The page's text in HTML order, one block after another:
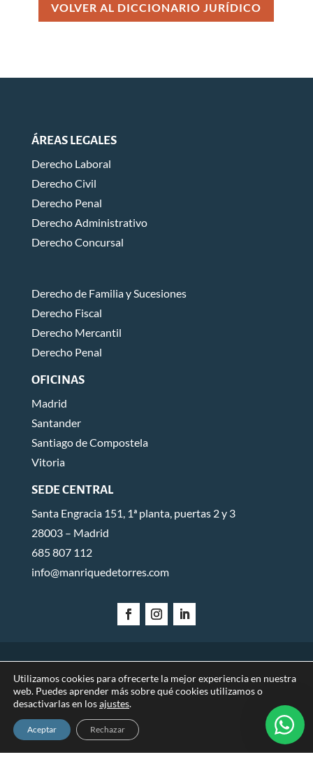
VOLVER AL DICCIONARIO JURÍDICO
ÁREAS LEGALES
Derecho Laboral
Derecho Civil
Derecho Penal
Derecho Administrativo
Derecho Concursal
Derecho de Familia y Sucesiones
Derecho Fiscal
Derecho Mercantil
Derecho Penal
OFICINAS
Madrid
Santander
Santiago de Compostela
Vitoria
SEDE CENTRAL
Santa Engracia 151, 1ª planta, puertas 2 y 3
28003 – Madrid
685 807 112
info@manriquedetorres.com
AVISO LEGAL POLÍTICA DE PRIVACIDAD
POLÍTICA DE
COOKIES
© 2026 Manrique de Torres Abogados.
Utilizamos cookies para ofrecerte la mejor experiencia en nuestra
web. Puedes aprender más sobre qué cookies utilizamos o
desactivarlas en losajustes.
Aceptar Rechazar